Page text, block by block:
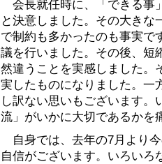
会長就任時に、「できる事
と決意しました。その大きな
で制約も多かったのも事実で
議を行いました。その後、短
然違うことを実感しました。
実したものになりました。一
し訳ない思いもございます。
流」がいかに大切であるかを
自身では、去年の7月より
自信がございます。いろいろ